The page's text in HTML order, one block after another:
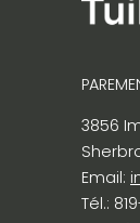
3856
Email:
Tél.: